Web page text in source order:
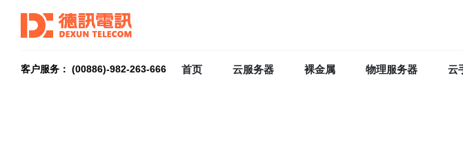
客户服务： (00886)-982-263-666 首页 云服务器 裸金属 物理服务器 云